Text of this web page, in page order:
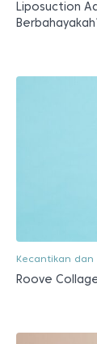
Liposuction
Kecantikan dan
Roove